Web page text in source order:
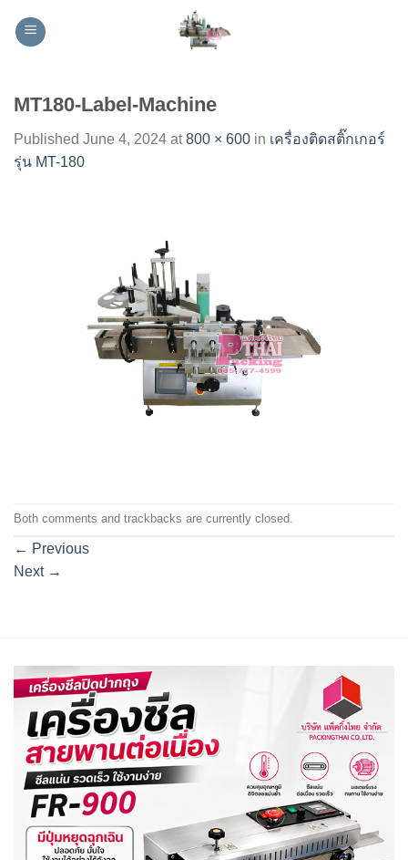
MT180-Label-Machine
Published June 4, 2024 at800 × 600 in เครื่องติดสติ๊กเกอร์
รุ่น MT-180
Both comments and trackbacks are currently closed.
← Previous
Next →